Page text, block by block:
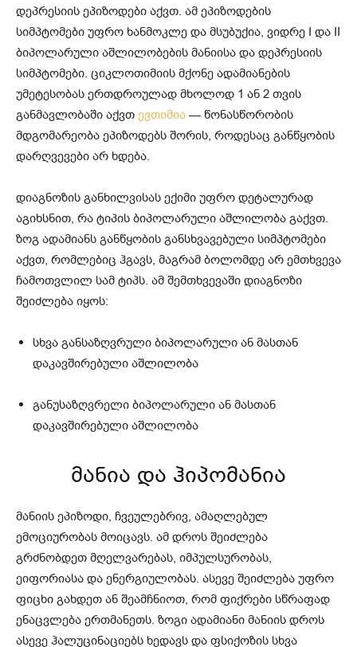
დეპრესიის ეპიზოდები აქვთ. ამ ეპიზოდების
სიმპტომები უფრო ხანმოკლე და მსუბუქია, ვიდრე I და II
ბიპოლარული აშლილობების მანიისა და დეპრესიის
სიმპტომები. ციკლოთიმიის მქონე ადამიანების
უმეტესობას ერთდროულად მხოლოდ 1 ან 2 თვის
განმავლობაში აქვთ ევთიმია — წონასწორობის
მდგომარეობა ეპიზოდებს შორის, როდესაც განწყობის
დარღვევები არ ხდება.
დიაგნოზის განხილვისას ექიმი უფრო დეტალურად
აგიხსნით, რა ტიპის ბიპოლარული აშლილობა გაქვთ.
ზოგ ადამიანს განწყობის განსხვავებული სიმპტომები
აქვთ, რომლებიც ჰგავს, მაგრამ ბოლომდე არ ემთხვევა
ჩამოთვლილ სამ ტიპს. ამ შემთხვევაში დიაგნოზი
შეიძლება იყოს:
სხვა განსაზღვრული ბიპოლარული ან მასთან
დაკავშირებული აშლილობა
განუსაზღვრელი ბიპოლარული ან მასთან
დაკავშირებული აშლილობა
მანია და ჰიპომანია
მანიის ეპიზოდი, ჩვეულებრივ, ამაღლებულ
ემოციურობას მოიცავს. ამ დროს შეიძლება
გრძნობდეთ მღელვარებას, იმპულსურობას,
ეიფორიასა და ენერგიულობას. ასევე შეიძლება უფრო
ფიცხი გახდეთ ან შეამჩნიოთ, რომ ფიქრები სწრაფად
ენაცვლება ერთმანეთს. ზოგი ადამიანი მანიის დროს
ასევე ჰალუცინაციებს ხედავს და ფსიქოზის სხვა